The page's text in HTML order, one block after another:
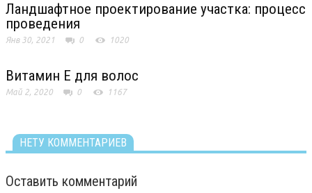
Ландшафтное проектирование участка: процесс
проведения
Янв 30, 2021 0 1020
Витамин Е для волос
Май 2, 2020 0 1167
НЕТУ КОММЕНТАРИЕВ
Оставить комментарий